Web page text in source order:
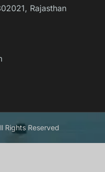
Rajasthan
Rights Reserved